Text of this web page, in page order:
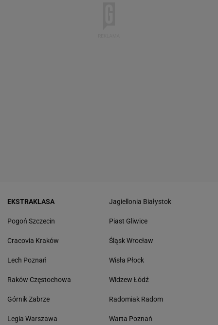
EKSTRAKLASA
Pogoń Szczecin
Cracovia Kraków
Lech Poznań
Raków Częstochowa
Górnik Zabrze
Legia Warszawa
Jagiellonia Białystok
Piast Gliwice
Śląsk Wrocław
Wisła Płock
Widzew Łódź
Radomiak Radom
Warta Poznań